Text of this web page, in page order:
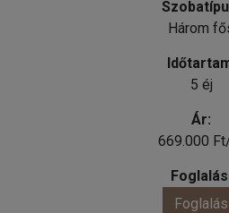
Három
5 éj
669.000
Foglalás